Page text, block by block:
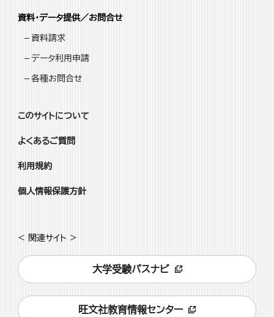
資料・データ提供／お問合せ
資料請求
データ利用申請
各種お問合せ
このサイトについて
よくあるご質問
利用規約
個人情報保護方針
< 関連サイト >
大学受験パスナビ
旺文社教育情報センター